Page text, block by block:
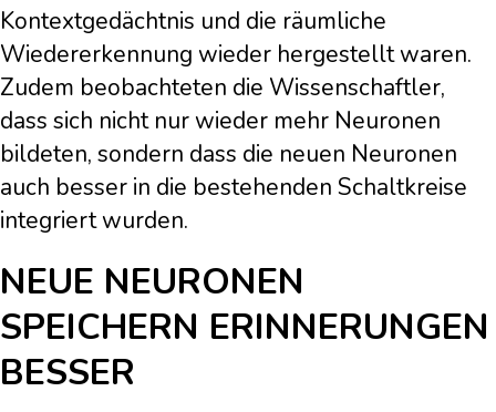
Kontextgedächtnis und die räumliche
Wiedererkennung wieder hergestellt waren.
Zudem beobachteten die Wissenschaftler,
dass sich nicht nur wieder mehr Neuronen
bildeten, sondern dass die neuen Neuronen
auch besser in die bestehenden Schaltkreise
integriert wurden.
NEUE NEURONEN
SPEICHERN ERINNERUNGEN
BESSER